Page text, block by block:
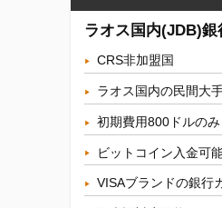
ラオス国内(JDB)
CRS非加盟国
ラオス国内の民間大
初期費用800ドルのみ
ビットコイン入金可
VISAブランドの銀行